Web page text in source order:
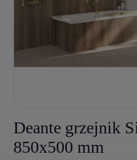
Deante grzejnik
850x500 mm